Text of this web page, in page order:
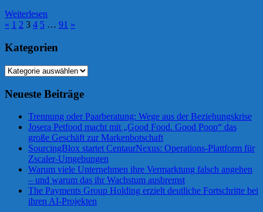
Weiterlesen
Seitennummerierung
der
Beiträge
« Vorherige
1 2 3 4 5 … 91 Nächste
»
Kategorien
Kategorien
Neueste Beiträge
Trennung oder Paarberatung: Wege aus der Beziehungskrise
Josera Petfood macht mit „Good Food. Good Poop“ das
große Geschäft zur Markenbotschaft
SourcingBlox startet CentaurNexus: Operations-Plattform für
Zscaler-Umgebungen
Warum viele Unternehmen ihre Vermarktung falsch angehen
– und warum das ihr Wachstum ausbremst
The Payments Group Holding erzielt deutliche Fortschritte bei
ihren AI-Projekten